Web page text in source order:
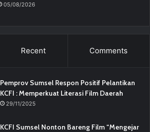
05/08/2026
Recent Comments
Pemprov Sumsel Respon Positif Pelantikan
KCFI : Memperkuat Literasi Film Daerah
29/11/2025
KCFI Sumsel Nonton Bareng Film “Mengejar